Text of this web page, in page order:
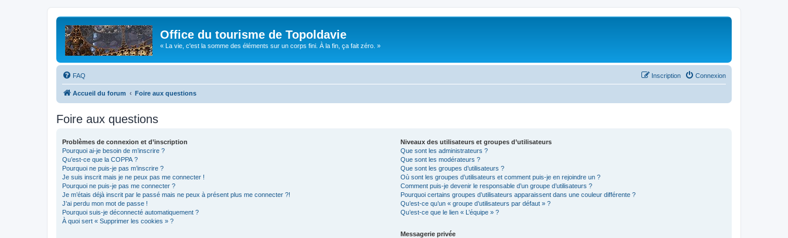
Office du tourisme de Topoldavie
« La vie, c'est la somme des éléments sur un corps fini. À la fin, ça fait zéro. »
FAQ Connexion
Inscription
Accueil du forum Foire aux questions
Foire aux questions
Problèmes de connexion et d’inscription
Pourquoi ai-je besoin de m’inscrire ?
Qu’est-ce que la COPPA ?
Pourquoi ne puis-je pas m’inscrire ?
Je suis inscrit mais je ne peux pas me connecter !
Pourquoi ne puis-je pas me connecter ?
Je m’étais déjà inscrit par le passé mais ne peux à présent plus me connecter ?!
J’ai perdu mon mot de passe !
Pourquoi suis-je déconnecté automatiquement ?
À quoi sert « Supprimer les cookies » ?
Niveaux des utilisateurs et groupes d’utilisateurs
Que sont les administrateurs ?
Que sont les modérateurs ?
Que sont les groupes d’utilisateurs ?
Où sont les groupes d’utilisateurs et comment puis-je en rejoindre un ?
Comment puis-je devenir le responsable d’un groupe d’utilisateurs ?
Pourquoi certains groupes d’utilisateurs apparaissent dans une couleur différente ?
Qu’est-ce qu’un « groupe d’utilisateurs par défaut » ?
Qu’est-ce que le lien « L’équipe » ?
Messagerie privée